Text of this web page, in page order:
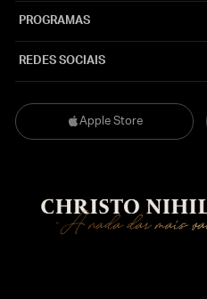
Apple Store
PROGRAMAS
REDES SOCIAIS